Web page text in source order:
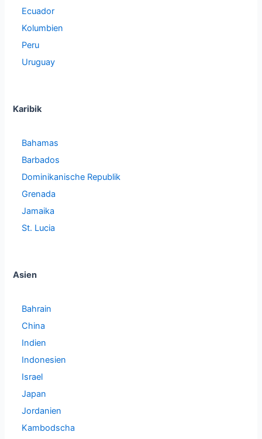
Ecuador
Kolumbien
Peru
Uruguay
Karibik
Bahamas
Barbados
Dominikanische Republik
Grenada
Jamaika
St. Lucia
Asien
Bahrain
China
Indien
Indonesien
Israel
Japan
Jordanien
Kambodscha